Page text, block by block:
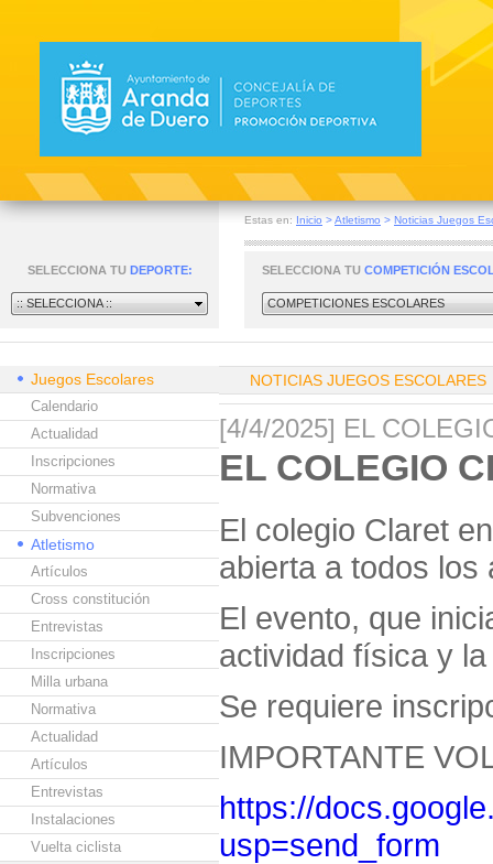
Estas en: Inicio >Atletismo > Noticias Juegos
SELECCIONA TU DEPORTE:
:: SELECCIONA ::
SELECCIONA TU COMPETICIÓN
COMPETICIONES ESCOLARES
Juegos Escolares
Calendario
Actualidad
Inscripciones
Normativa
Subvenciones
Atletismo
Artículos
Cross constitución
Entrevistas
Inscripciones
Milla urbana
Normativa
Actualidad
Artículos
Entrevistas
Instalaciones
Vuelta ciclista
NOTICIAS JUEGOS ESCOLARES
[4/4/2025] EL
EL COLEGIO
El colegio Claret
abierta a todos los
El evento, que
actividad física y
Se requiere
IMPORTANTE
https://
usp=send_form